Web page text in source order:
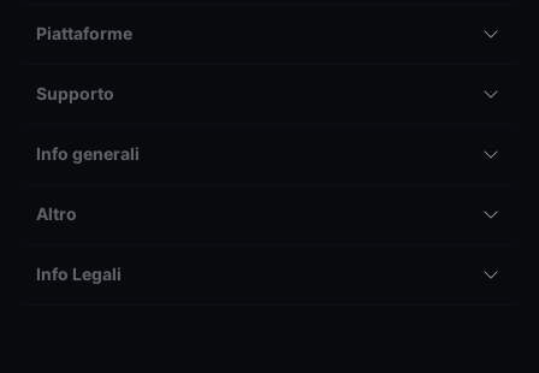
Piattaforme
Supporto
Info generali
Altro
Info Legali